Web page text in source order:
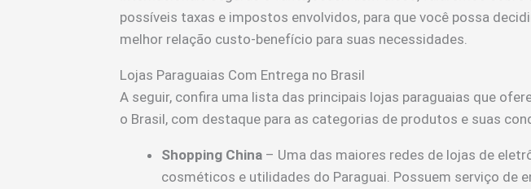
possíveis taxas e impostos envolvidos, para que você possa
melhor relação custo-benefício para suas necessidades.
Lojas Paraguaias Com Entrega no Brasil
A seguir, confira uma lista das principais lojas paraguaias que
o Brasil, com destaque para as categorias de produtos e suas
Shopping China – Uma das maiores redes de lojas de
cosméticos e utilidades do Paraguai. Possuem serviço de